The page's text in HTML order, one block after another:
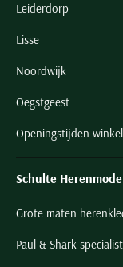
Leiderdorp
Lisse
Noordwijk
Oegstgeest
Openingstijden
Schulte Herenmode
Grote maten
Paul & Shark specialist